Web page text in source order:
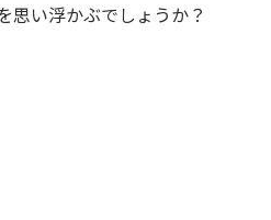
思い浮かぶでしょうか？